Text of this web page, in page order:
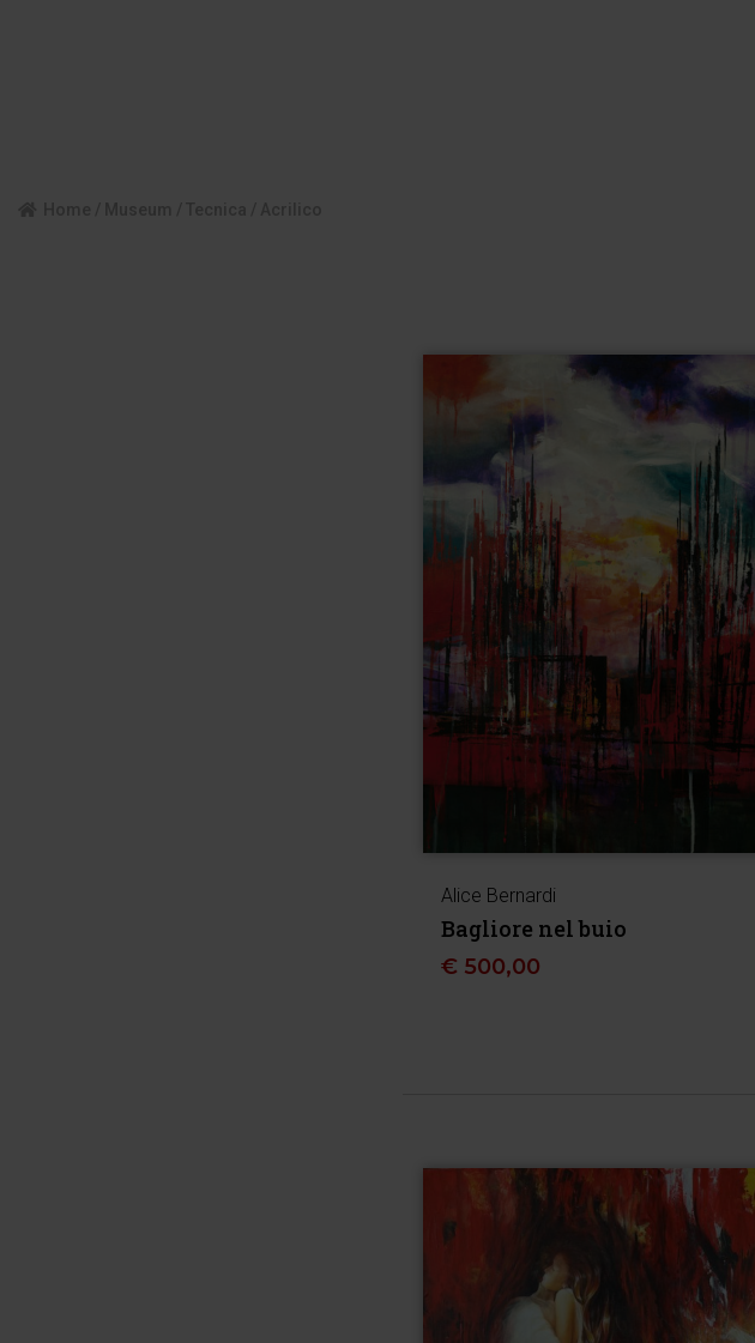
Alice Bernardi
Bagliore nel buio
€ 500,00